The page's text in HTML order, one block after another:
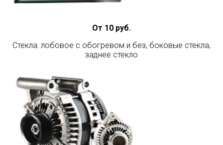
От 10 руб.
Стекла: лобовое с обогревом и без, боковые стекла,
заднее стекло